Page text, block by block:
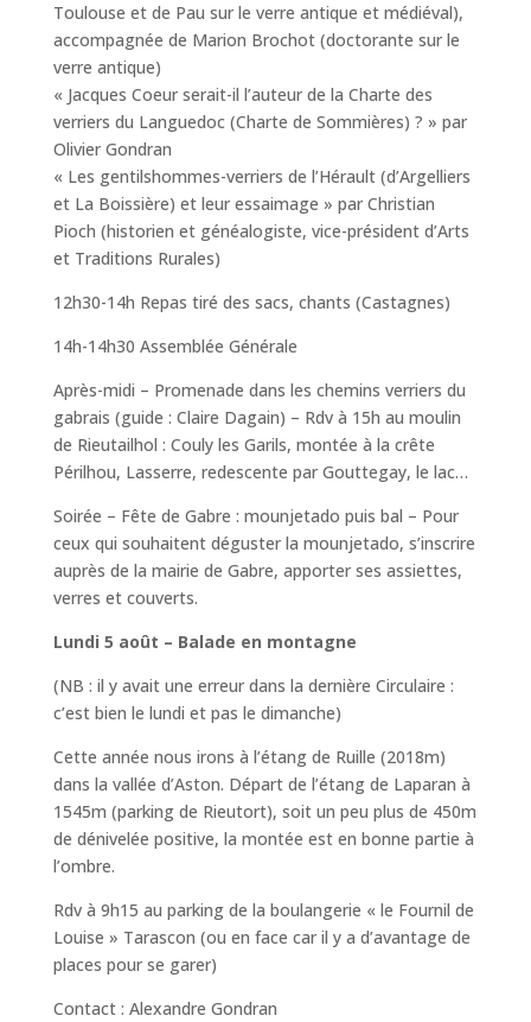
Toulouse et de Pau sur le verre antique et médiéval),
accompagnée de Marion Brochot (doctorante sur le
verre antique)
« Jacques Coeur serait-il l’auteur de la Charte des
verriers du Languedoc (Charte de Sommières) ? » par
Olivier Gondran
« Les gentilshommes-verriers de l’Hérault (d’Argelliers
et La Boissière) et leur essaimage » par Christian
Pioch (historien et généalogiste, vice-président d’Arts
et Traditions Rurales)
12h30-14h Repas tiré des sacs, chants (Castagnes)
14h-14h30 Assemblée Générale
Après-midi – Promenade dans les chemins verriers du
gabrais (guide : Claire Dagain) – Rdv à 15h au moulin
de Rieutailhol : Couly les Garils, montée à la crête
Périlhou, Lasserre, redescente par Gouttegay, le lac…
Soirée – Fête de Gabre : mounjetado puis bal – Pour
ceux qui souhaitent déguster la mounjetado, s’inscrire
auprès de la mairie de Gabre, apporter ses assiettes,
verres et couverts.
Lundi 5 août – Balade en montagne
(NB : il y avait une erreur dans la dernière Circulaire :
c’est bien le lundi et pas le dimanche)
Cette année nous irons à l’étang de Ruille (2018m)
dans la vallée d’Aston. Départ de l’étang de Laparan à
1545m (parking de Rieutort), soit un peu plus de 450m
de dénivelée positive, la montée est en bonne partie à
l’ombre.
Rdv à 9h15 au parking de la boulangerie « le Fournil de
Louise » Tarascon (ou en face car il y a d’avantage de
places pour se garer)
Contact : Alexandre Gondran